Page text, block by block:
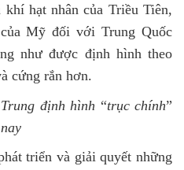
hạt nhân của Triều Tiên,
Mỹ đối với Trung Quốc
như được định hình theo
cứng rắn hơn.
định hình “trục chính”
triển và giải quyết những